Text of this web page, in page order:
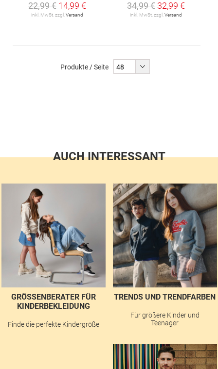
22,99 € 14,99 €
inkl. MwSt. zzgl.Versand
34,99 € 32,99 €
inkl. MwSt. zzgl.Versand
Produkte / Seite
AUCH INTERESSANT
GRÖSSENBERATER FÜR K
INDERBEKLEIDUNG
Finde die perfekte Kindergröße
TRENDS UND TRENDFARBEN
Für größere Kinder und
Teenager